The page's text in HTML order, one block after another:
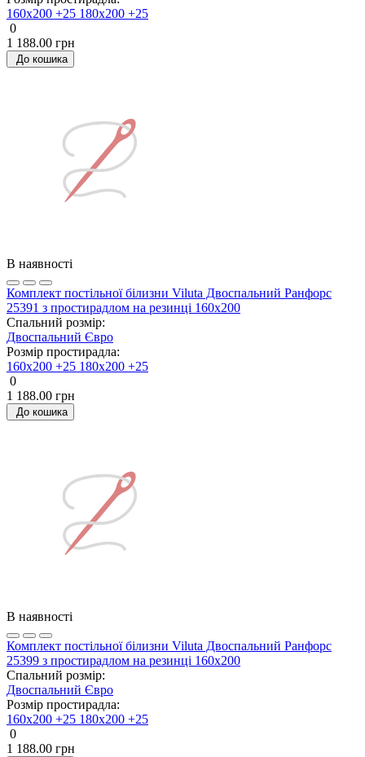
160х200 +25 180х200 +25
0
1 188.00 грн
До кошика
В наявності
Комплект постільної білизни Viluta Двоспальний Ранфорс
25391 з простирадлом на резинці 160х200
Спальний розмір:
Двоспальний Євро
Розмір простирадла:
160х200 +25 180х200 +25
0
1 188.00 грн
До кошика
В наявності
Комплект постільної білизни Viluta Двоспальний Ранфорс
25399 з простирадлом на резинці 160х200
Спальний розмір:
Двоспальний Євро
Розмір простирадла:
160х200 +25 180х200 +25
0
1 188.00 грн